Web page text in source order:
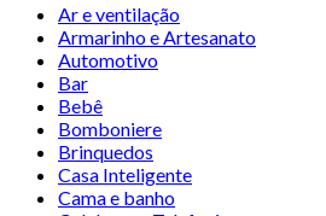
Ar e ventilação
Armarinho e Artesanato
Automotivo
Bar
Bebê
Bomboniere
Brinquedos
Casa Inteligente
Cama e banho